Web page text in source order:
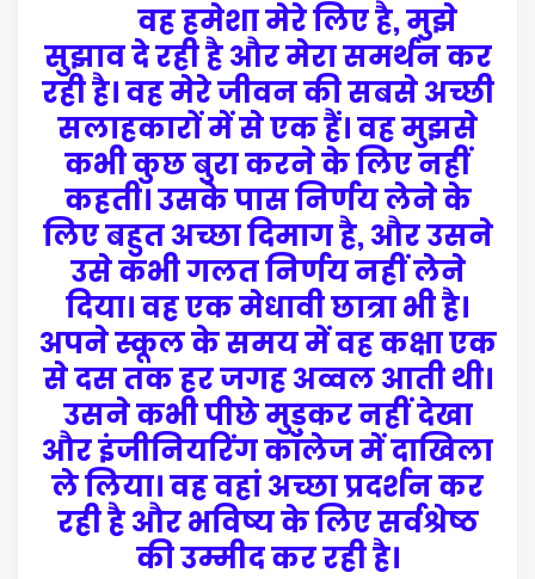
वह हमेशा मेरे लिए है, मुझे
सुझाव दे रही है और मेरा समर्थन कर
रही है। वह मेरे जीवन की सबसे अच्छी
सलाहकारों में से एक हैं। वह मुझसे
कभी कुछ बुरा करने के लिए नहीं
कहती। उसके पास निर्णय लेने के
लिए बहुत अच्छा दिमाग है, और उसने
उसे कभी गलत निर्णय नहीं लेने
दिया। वह एक मेधावी छात्रा भी है।
अपने स्कूल के समय में वह कक्षा एक
से दस तक हर जगह अव्वल आती थी।
उसने कभी पीछे मुड़कर नहीं देखा
और इंजीनियरिंग कॉलेज में दाखिला
ले लिया। वह वहां अच्छा प्रदर्शन कर
रही है और भविष्य के लिए सर्वश्रेष्ठ
की उम्मीद कर रही है।